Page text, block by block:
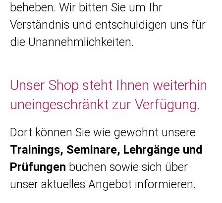
beheben. Wir bitten Sie um Ihr
Verständnis und entschuldigen uns für
die Unannehmlichkeiten.
Unser Shop steht Ihnen weiterhin
uneingeschränkt zur Verfügung.
Dort können Sie wie gewohnt unsere
Trainings, Seminare, Lehrgänge und
Prüfungen buchen sowie sich über
unser aktuelles Angebot informieren.